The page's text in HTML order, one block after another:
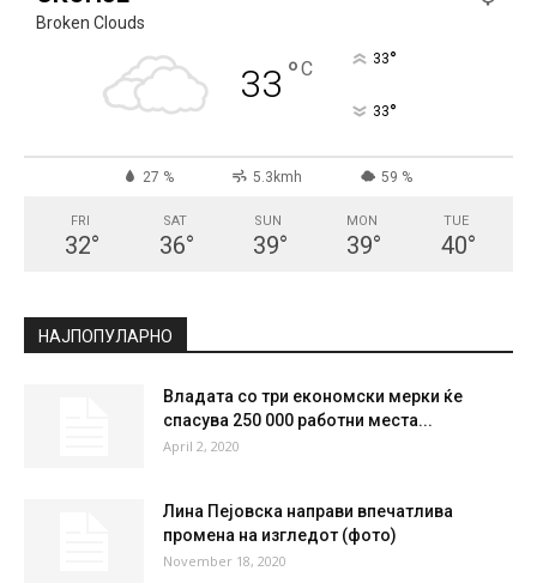
Broken Clouds
33 °C 33°
33°
27 % 5.3kmh 59 %
FRI
32°
SAT
36°
SUN
39°
MON
39°
TUE
40°
НАЈПОПУЛАРНО
Владата со три економски мерки ќе
спасува 250 000 работни места...
April 2, 2020
Лина Пејовска направи впечатлива
промена на изгледот (фото)
November 18, 2020